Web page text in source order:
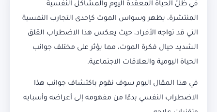
في ظلّ الحياة المعقدة اليوم والمشاكل النفسية
المنتشرة، يظهر وسواس الموت كإحدى التجارب النفسية
التي قد تواجه الأفراد، حيث يعكس هذا الاضطراب القلق
الشديد حيال فكرة الموت، مما يؤثر على مختلف جوانب
الحياة اليومية والعلاقات الاجتماعية.
في هذا المقال اليوم سوف نقوم باكتشاف جوانب هذا
الاضطراب النفسي بدءًا من مفهومه إلى أعراضه وأسبابه